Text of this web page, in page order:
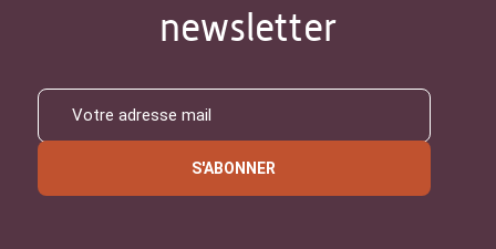
newsletter
S'ABONNER